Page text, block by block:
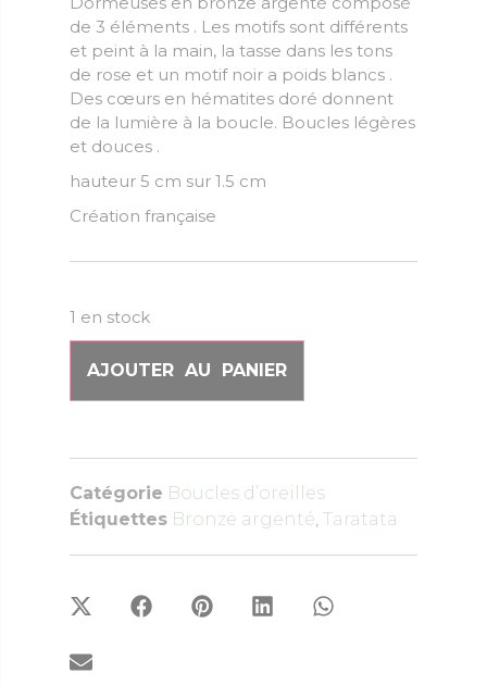
de 3 éléments . Les motifs sont différents
et peint à la main, la tasse dans les tons
de rose et un motif noir a poids blancs .
Des cœurs en hématites doré donnent
de la lumière à la boucle. Boucles légères
et douces .
hauteur 5 cm sur 1.5 cm
Création française
1 en stock
AJOUTER AU PANIER
Catégorie Boucles d’oreilles
Étiquettes Bronze argenté, Taratata